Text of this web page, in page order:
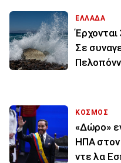
ΕΛΛΑΔΑ
Σε
ΚΟΣΜΟΣ
«Δώρο»
ΗΠΑ στον
ντε λα